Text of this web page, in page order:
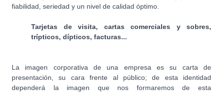
fiabilidad, seriedad y un nivel de calidad óptimo.
Tarjetas de visita, cartas comerciales y sobres,
trípticos, dípticos, facturas...
La imagen corporativa de una empresa es su carta de
presentación, su cara frente al público; de esta identidad
dependerá la imagen que nos formaremos de esta